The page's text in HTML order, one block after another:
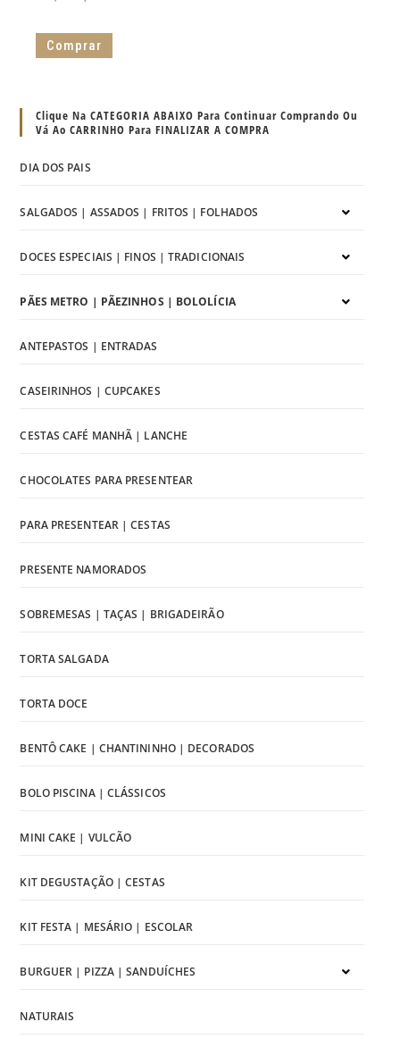
Comprar
Clique Na CATEGORIA ABAIXO Para Continuar Comprando Ou
Vá Ao CARRINHO Para FINALIZAR A COMPRA
DIA DOS PAIS
SALGADOS | ASSADOS | FRITOS | FOLHADOS
DOCES ESPECIAIS | FINOS | TRADICIONAIS
PÃES METRO | PÃEZINHOS | BOLOLÍCIA
ANTEPASTOS | ENTRADAS
CASEIRINHOS | CUPCAKES
CESTAS CAFÉ MANHÃ | LANCHE
CHOCOLATES PARA PRESENTEAR
PARA PRESENTEAR | CESTAS
PRESENTE NAMORADOS
SOBREMESAS | TAÇAS | BRIGADEIRÃO
TORTA SALGADA
TORTA DOCE
BENTÔ CAKE | CHANTININHO | DECORADOS
BOLO PISCINA | CLÁSSICOS
MINI CAKE | VULCÃO
KIT DEGUSTAÇÃO | CESTAS
KIT FESTA | MESÁRIO | ESCOLAR
BURGUER | PIZZA | SANDUÍCHES
NATURAIS